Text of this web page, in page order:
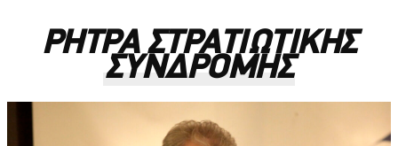
ΡΗΤΡΑ ΣΤΡΑΤΙΩΤΙΚΗΣ
ΣΥΝΔΡΟΜΗΣ